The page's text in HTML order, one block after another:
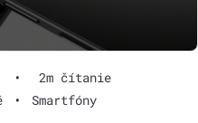
•
2m čítanie
• Smartfóny